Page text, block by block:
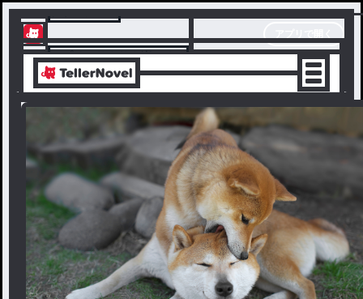
テラーノベル
アプリでサクサク楽しめる